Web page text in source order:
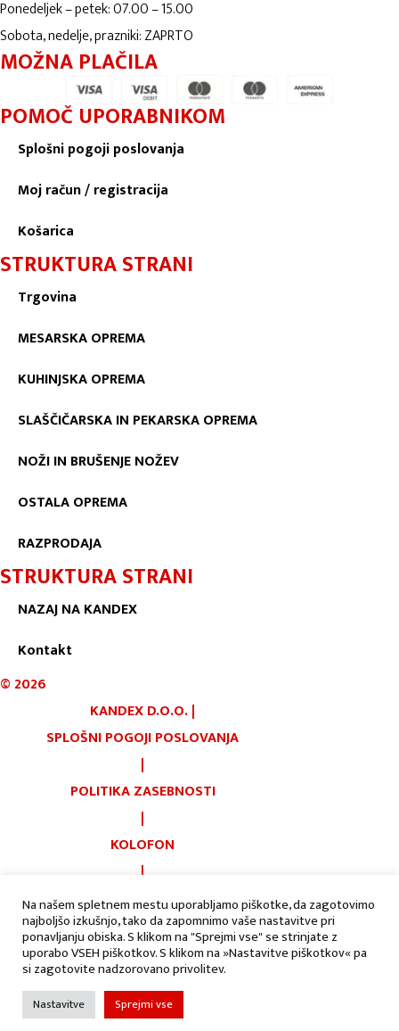
Ponedeljek – petek: 07.00 – 15.00
Sobota, nedelje, prazniki: ZAPRTO
MOŽNA PLAČILA
POMOČ UPORABNIKOM
Splošni pogoji poslovanja
Moj račun / registracija
Košarica
STRUKTURA STRANI
Trgovina
MESARSKA OPREMA
KUHINJSKA OPREMA
SLAŠČIČARSKA IN PEKARSKA OPREMA
NOŽI IN BRUŠENJE NOŽEV
OSTALA OPREMA
RAZPRODAJA
STRUKTURA STRANI
NAZAJ NA KANDEX
Kontakt
©2026
KANDEX D.O.O.|
SPLOŠNI POGOJI POSLOVANJA
|
POLITIKA ZASEBNOSTI
|
KOLOFON
|
PIŠKOTKI
AVTORJI:
Na našem spletnem mestu uporabljamo piškotke, da zagotovimo
najboljšo izkušnjo, tako da zapomnimo vaše nastavitve pri
ponavljanju obiska. S klikom na "Sprejmi vse" se strinjate z
uporabo VSEH piškotkov. S klikom na »Nastavitve piškotkov« pa
si zagotovite nadzorovano privolitev.
Nastavitve Sprejmi vse